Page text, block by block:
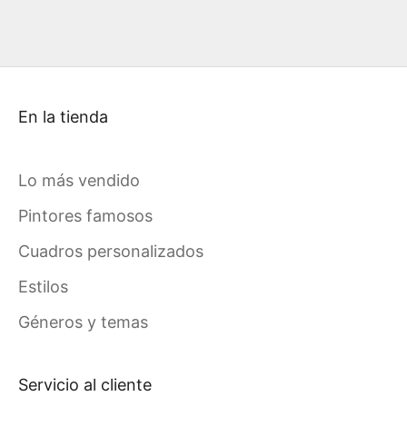
En la tienda
Lo más vendido
Pintores famosos
Cuadros personalizados
Estilos
Géneros y temas
Servicio al cliente